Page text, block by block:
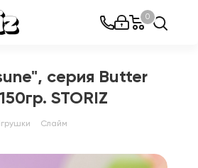
0
серия Butter
STORIZ
Слайм